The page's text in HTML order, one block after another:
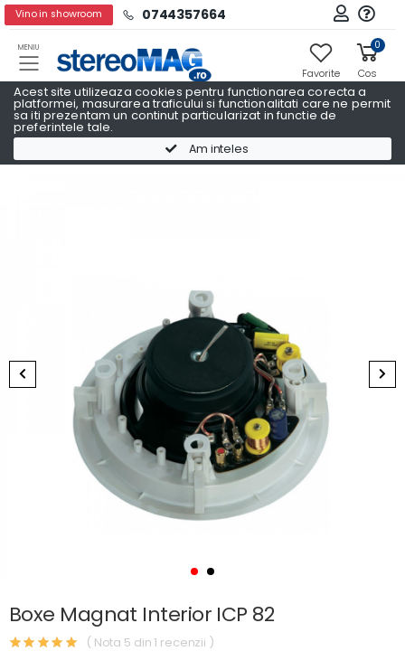
Acest site utilizeaza cookies pentru functionarea corecta a
platformei, masurarea traficului si functionalitati care ne permit
sa iti prezentam un continut particularizat in functie de
preferintele tale.
Am inteles
Vino in showroom 0744357664
MENIU
Favorite
0
Cos
Boxe tavan perete MAGNAT
Boxe Magnat Interior ICP 82
( Nota 5 din 1 recenzii )